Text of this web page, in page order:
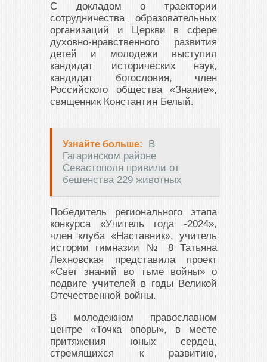
С докладом о траектории
сотрудничества образовательных
организаций и Церкви в сфере
духовно-нравственного развития
детей и молодежи выступил
кандидат исторических наук,
кандидат богословия, член
Российского общества «Знание»,
священник Константин Белый.
Узнайте больше:
В
Гагаринском районе
Севастополя привили от
бешенства 229 животных
Победитель регионального этапа
конкурса «Учитель года -2024»,
член клуба «Наставник», учитель
истории гимназии № 8 Татьяна
Лехновская представила проект
«Свет знаний во тьме войны» о
подвиге учителей в годы Великой
Отечественной войны.
В молодежном православном
центре «Точка опоры», в месте
притяжения юных сердец,
стремящихся к развитию,